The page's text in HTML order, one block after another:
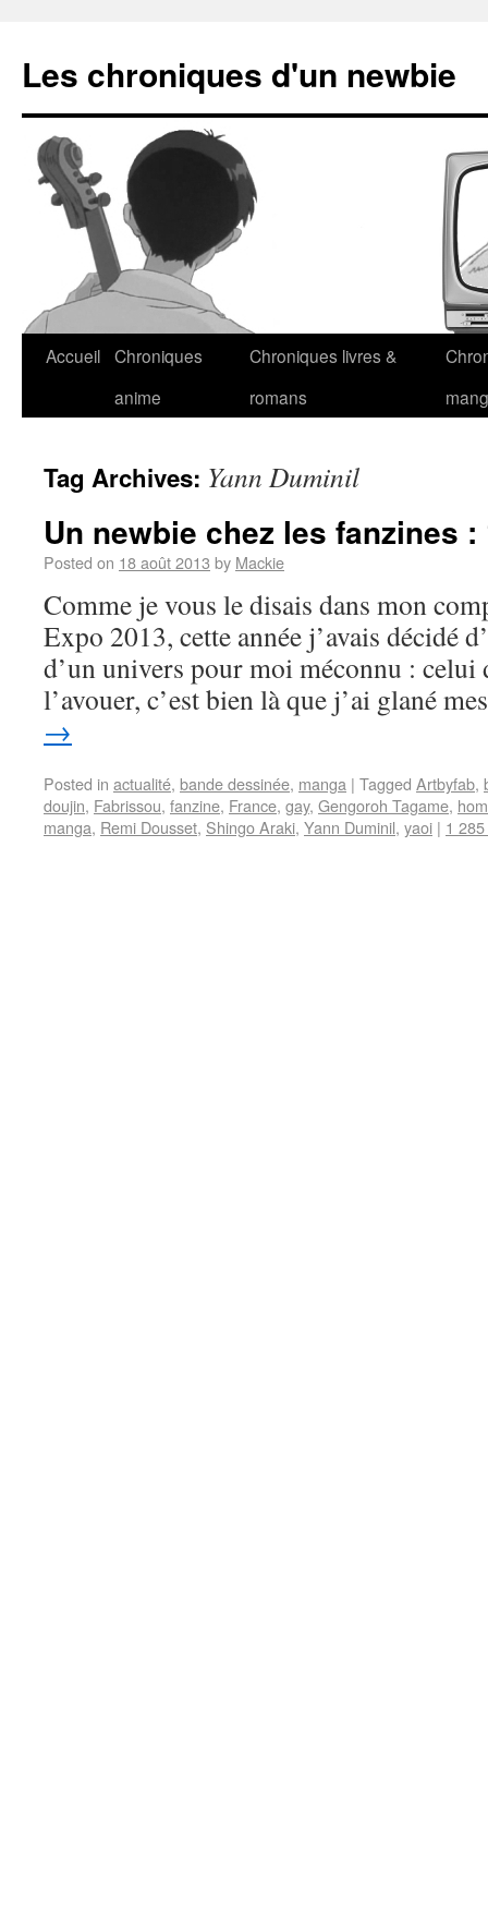
Les chroniques d'un newbie
Accueil Chroniques
anime
Chroniques livres &
romans
Tag Archives: Yann Duminil
Un newbie chez les fanzines
Posted on 18 août 2013 by Mackie
Comme je vous le disais dans mon
Expo 2013, cette année j’avais décidé
d’un univers pour moi méconnu : celui
l’avouer, c’est bien là que j’ai glané
→
Posted in actualité, bande dessinée, manga | Tagged Artbyfab,
doujin, Fabrissou, fanzine, France, gay, Gengoroh Tagame,
manga, Remi Dousset, Shingo Araki, Yann Duminil, yaoi | 1